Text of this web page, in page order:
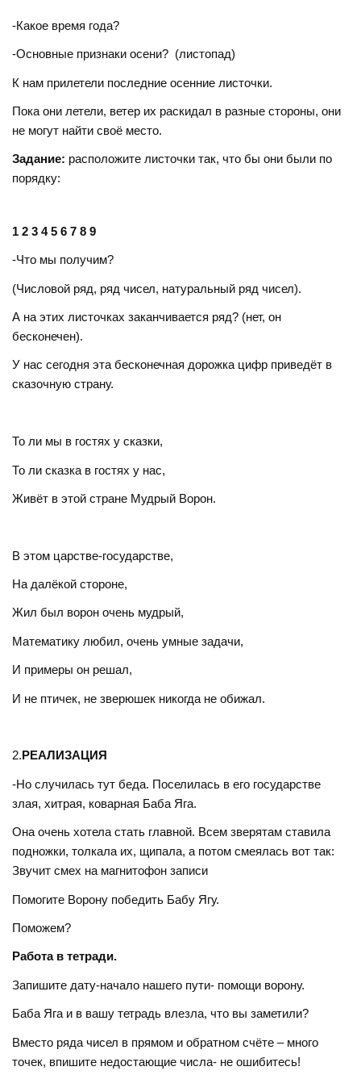
-Какое время года?
-Основные признаки осени? (листопад)
К нам прилетели последние осенние листочки.
Пока они летели, ветер их раскидал в разные стороны, они
не могут найти своё место.
Задание: расположите листочки так, что бы они были по
порядку:
1 2 3 4 5 6 7 8 9
-Что мы получим?
(Числовой ряд, ряд чисел, натуральный ряд чисел).
А на этих листочках заканчивается ряд? (нет, он
бесконечен).
У нас сегодня эта бесконечная дорожка цифр приведёт в
сказочную страну.
То ли мы в гостях у сказки,
То ли сказка в гостях у нас,
Живёт в этой стране Мудрый Ворон.
В этом царстве-государстве,
На далёкой стороне,
Жил был ворон очень мудрый,
Математику любил, очень умные задачи,
И примеры он решал,
И не птичек, не зверюшек никогда не обижал.
2.РЕАЛИЗАЦИЯ
-Но случилась тут беда. Поселилась в его государстве
злая, хитрая, коварная Баба Яга.
Она очень хотела стать главной. Всем зверятам ставила
подножки, толкала их, щипала, а потом смеялась вот так:
Звучит смех на магнитофон записи
Помогите Ворону победить Бабу Ягу.
Поможем?
Работа в тетради.
Запишите дату-начало нашего пути- помощи ворону.
Баба Яга и в вашу тетрадь влезла, что вы заметили?
Вместо ряда чисел в прямом и обратном счёте – много
точек, впишите недостающие числа- не ошибитесь!